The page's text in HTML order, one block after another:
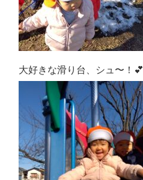
大好きな滑り台、シュ〜！💕